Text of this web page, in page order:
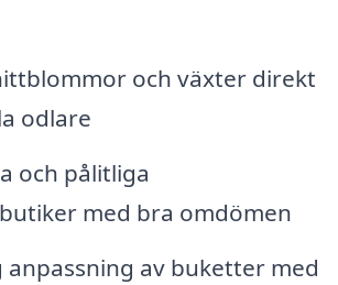
och växter direkt
odlare
och pålitliga
med bra omdömen
anpassning av buketter med